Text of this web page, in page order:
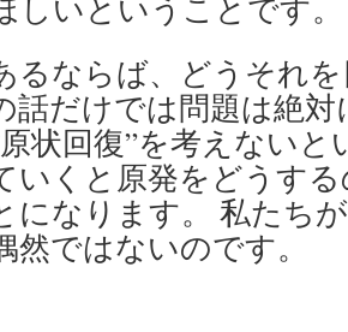
しいということです。
ならば、どうそれ
話だけでは問題は絶
状回復”を考えない
いくと原発をどうす
になります。 私たち
然ではないのです。